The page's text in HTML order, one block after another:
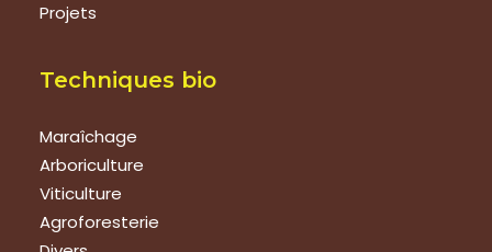
Projets
Techniques bio
Maraîchage
Arboriculture
Viticulture
Agroforesterie